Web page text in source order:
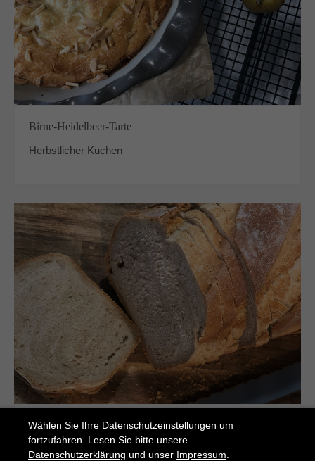
Birne-Heidelbeer-Tarte
Herbstlicher Kuchen
Malz-Misch
Kraftvolles Mischbrot
Wählen Sie Ihre Datenschutzeinstellungen um
fortzufahren. Lesen Sie bitte unsere
Datenschutzerklärung und unser Impressum.